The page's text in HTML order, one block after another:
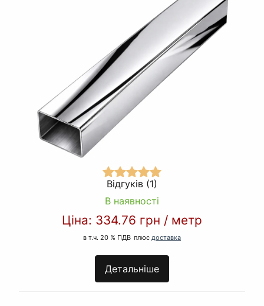
Відгуків (1)
В наявності
Ціна: 334.76 грн / метр
в т.ч. 20 % ПДВ плюс доставка
Детальніше